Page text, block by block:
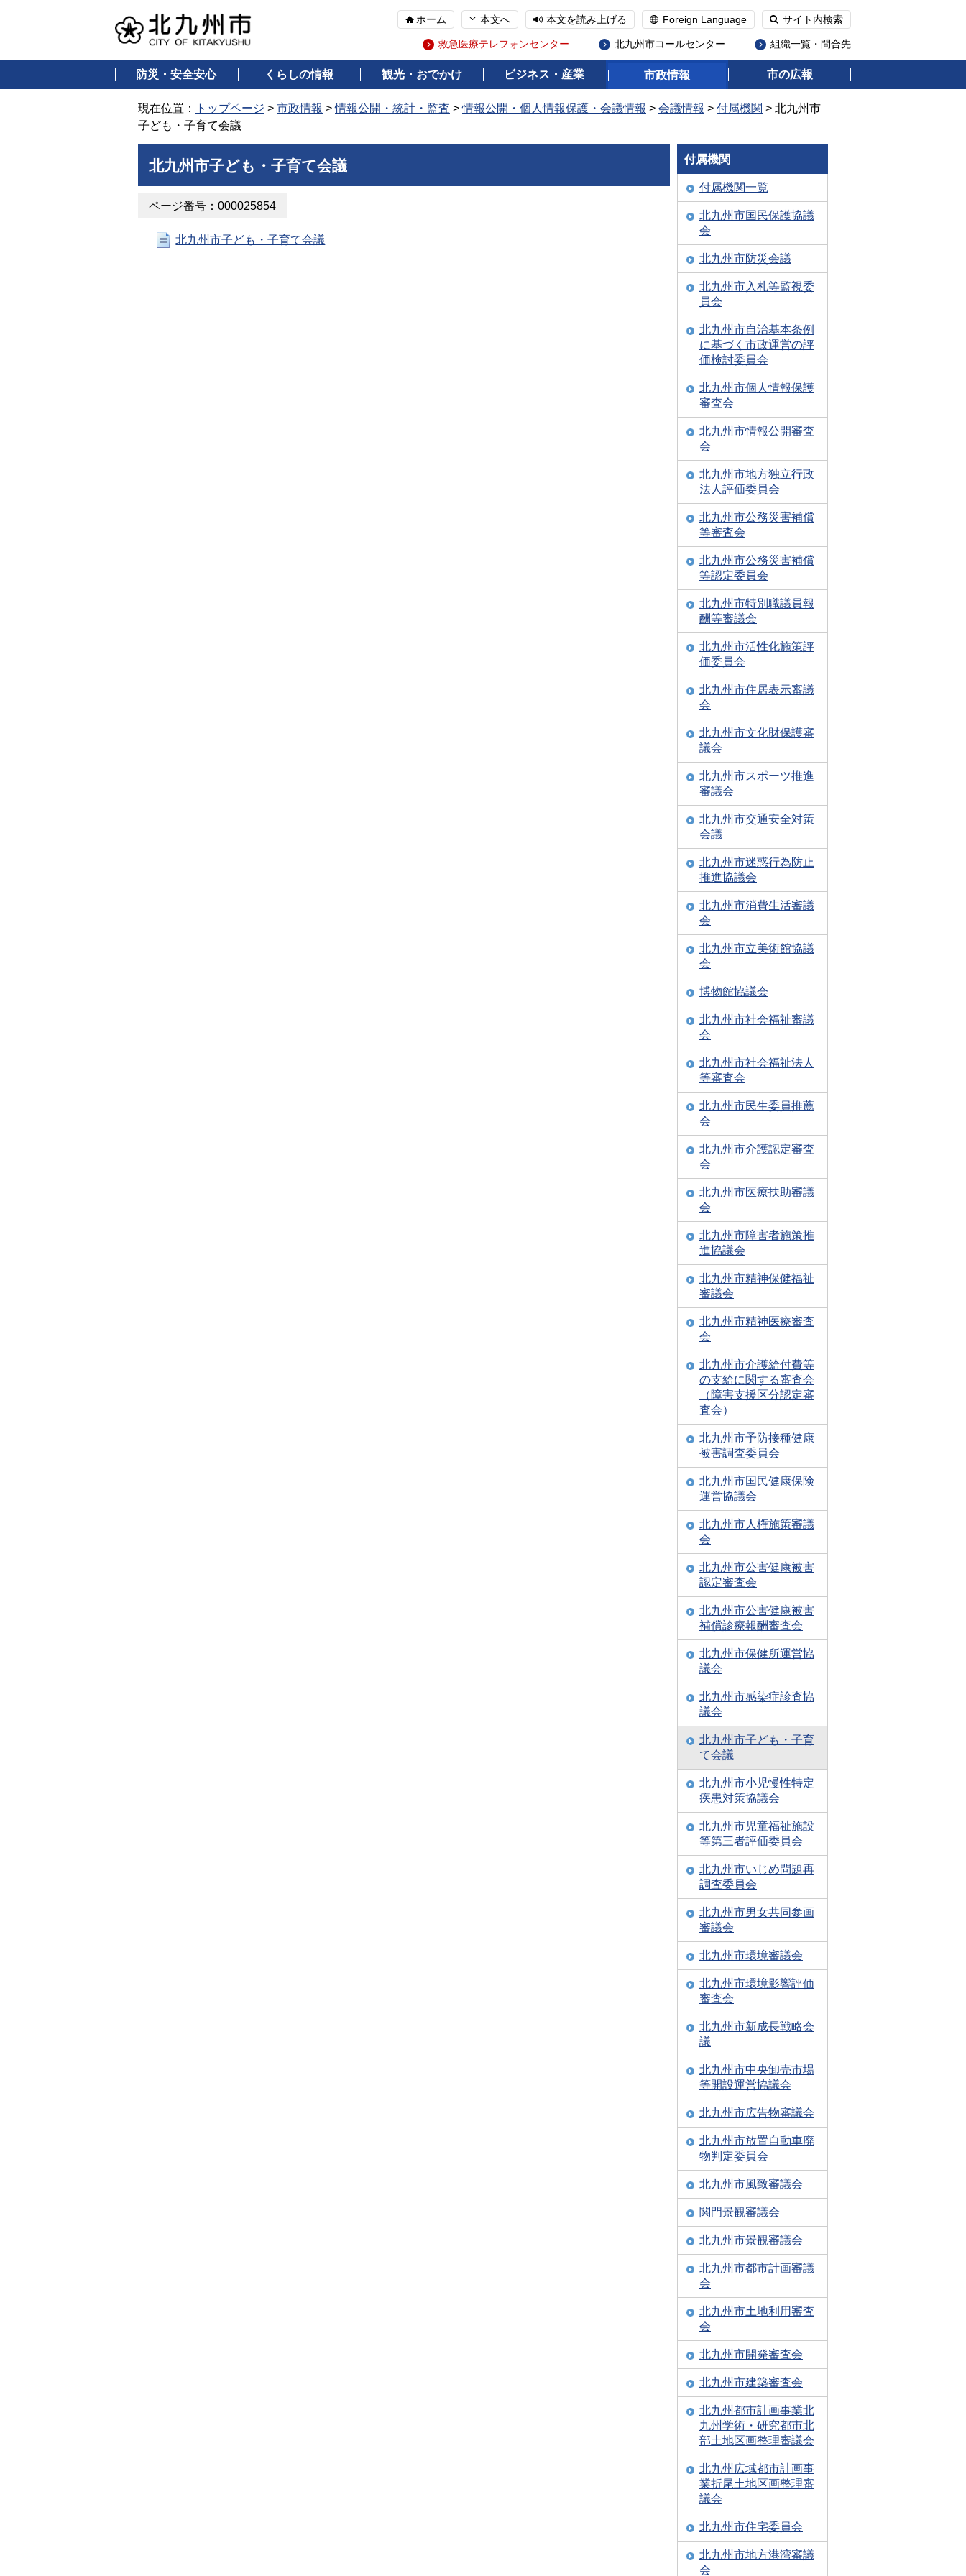
ホーム 本文へ 本文を読み上げる Foreign Language サイト内検索
救急医療テレフォンセンター 北九州市コールセンター 組織一覧・問合先
防災・安全安心 くらしの情報 観光・おでかけ ビジネス・産業 市政情報 市の広報
現在位置： トップページ > 市政情報 >情報公開・統計・監査 >情報公開・個人情報保護・会議情報 > 会議情報 > 付属機関 > 北九州市
子ども・子育て会議
北九州市子ども・子育て会議
ページ番号：000025854
北九州市子ども・子育て会議
付属機関
付属機関一覧
北九州市国民保護協議
会
北九州市防災会議
北九州市入札等監視委
員会
北九州市自治基本条例
に基づく市政運営の評
価検討委員会
北九州市個人情報保護
審査会
北九州市情報公開審査
会
北九州市地方独立行政
法人評価委員会
北九州市公務災害補償
等審査会
北九州市公務災害補償
等認定委員会
北九州市特別職議員報
酬等審議会
北九州市活性化施策評
価委員会
北九州市住居表示審議
会
北九州市文化財保護審
議会
北九州市スポーツ推進
審議会
北九州市交通安全対策
会議
北九州市迷惑行為防止
推進協議会
北九州市消費生活審議
会
北九州市立美術館協議
会
博物館協議会
北九州市社会福祉審議
会
北九州市社会福祉法人
等審査会
北九州市民生委員推薦
会
北九州市介護認定審査
会
北九州市医療扶助審議
会
北九州市障害者施策推
進協議会
北九州市精神保健福祉
審議会
北九州市精神医療審査
会
北九州市介護給付費等
の支給に関する審査会
（障害支援区分認定審
査会）
北九州市予防接種健康
被害調査委員会
北九州市国民健康保険
運営協議会
北九州市人権施策審議
会
北九州市公害健康被害
認定審査会
北九州市公害健康被害
補償診療報酬審査会
北九州市保健所運営協
議会
北九州市感染症診査協
議会
北九州市子ども・子育
て会議
北九州市小児慢性特定
疾患対策協議会
北九州市児童福祉施設
等第三者評価委員会
北九州市いじめ問題再
調査委員会
北九州市男女共同参画
審議会
北九州市環境審議会
北九州市環境影響評価
審査会
北九州市新成長戦略会
議
北九州市中央卸売市場
等開設運営協議会
北九州市広告物審議会
北九州市放置自動車廃
物判定委員会
北九州市風致審議会
関門景観審議会
北九州市景観審議会
北九州市都市計画審議
会
北九州市土地利用審査
会
北九州市開発審査会
北九州市建築審査会
北九州都市計画事業北
九州学術・研究都市北
部土地区画整理審議会
北九州広域都市計画事
業折尾土地区画整理審
議会
北九州市住宅委員会
北九州市地方港湾審議
会